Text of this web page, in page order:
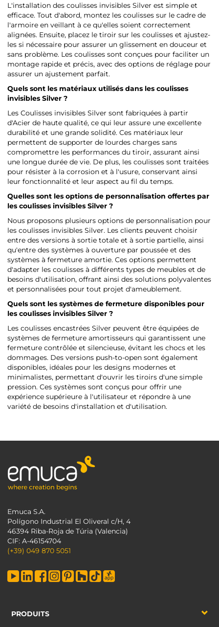
L'installation des coulisses invisibles Silver est simple et
efficace. Tout d'abord, montez les coulisses sur le cadre de
l'armoire en veillant à ce qu'elles soient correctement
alignées. Ensuite, placez le tiroir sur les coulisses et ajustez-
les si nécessaire pour assurer un glissement en douceur et
sans problème. Les coulisses sont conçues pour faciliter un
montage rapide et précis, avec des options de réglage pour
assurer un ajustement parfait.
Quels sont les matériaux utilisés dans les coulisses
invisibles Silver ?
Les Coulisses invisibles Silver sont fabriquées à partir
d'Acier de haute qualité, ce qui leur assure une excellente
durabilité et une grande solidité. Ces matériaux leur
permettent de supporter de lourdes charges sans
compromettre les performances du tiroir, assurant ainsi
une longue durée de vie. De plus, les coulisses sont traitées
pour résister à la corrosion et à l'usure, conservant ainsi
leur fonctionnalité et leur aspect au fil du temps.
Quelles sont les options de personnalisation offertes par
les coulisses invisibles Silver ?
Nous proposons plusieurs options de personnalisation pour
les coulisses invisibles Silver. Les clients peuvent choisir
entre des versions à sortie totale et à sortie partielle, ainsi
qu'entre des systèmes à ouverture par poussée et des
systèmes à fermeture amortie. Ces options permettent
d'adapter les coulisses à différents types de meubles et de
besoins d'utilisation, offrant ainsi des solutions polyvalentes
et personnalisées pour tout projet d'ameublement.
Quels sont les systèmes de fermeture disponibles pour
les coulisses invisibles Silver ?
Les coulisses encastrées Silver peuvent être équipées de
systèmes de fermeture amortisseurs qui garantissent une
fermeture contrôlée et silencieuse, évitant les chocs et les
dommages. Des versions push-to-open sont également
disponibles, idéales pour les designs modernes et
minimalistes, permettant d'ouvrir les tiroirs d'une simple
pression. Ces systèmes sont conçus pour offrir une
expérience supérieure à l'utilisateur et répondre à une
variété de besoins d'installation et d'utilisation.
Emuca S.A.
Polígono Industrial El Oliveral c/H, 4
46394 Riba-Roja de Túria (Valencia)
CIF: A-46154704
(+39) 049 870 5051
PRODUITS